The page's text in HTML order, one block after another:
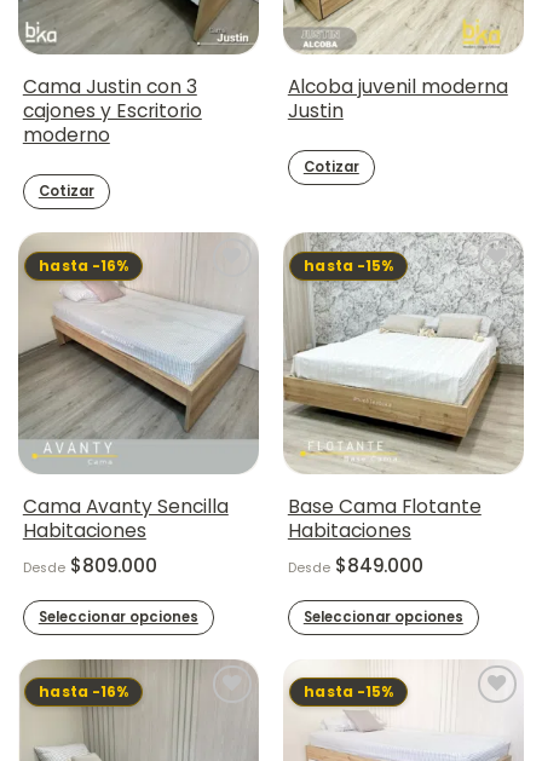
Cama Justin con 3
cajones y Escritorio
moderno
Cotizar
Alcoba juvenil moderna
Justin
Cotizar
hasta -16%
Cama Avanty Sencilla
Habitaciones
Desde $809.000
Seleccionar opciones
producto
tiene
múltiples
hasta -15%
Base Cama Flotante
Habitaciones
Desde $849.000
Seleccionar opciones
producto
tiene
múltiples
hasta -16% hasta -15%